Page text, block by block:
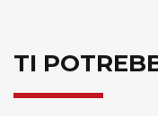
TI